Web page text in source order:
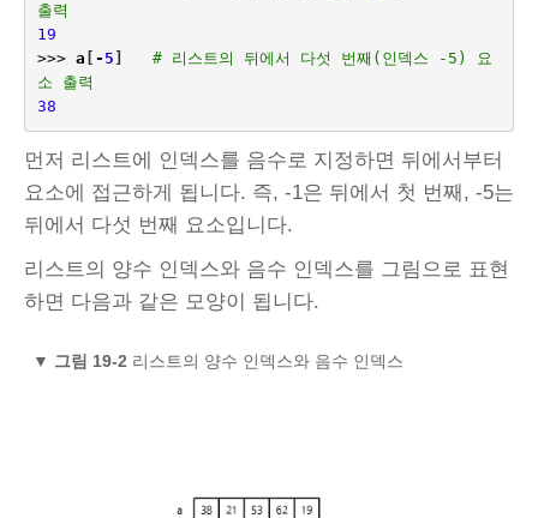
출력
19
>>> a - 5
# 리스트의 뒤에서 다섯 번째(인덱스 -5) 요
소 출력
38
먼저 리스트에 인덱스를 음수로 지정하면 뒤에서부터
요소에 접근하게 됩니다. 즉, -1은 뒤에서 첫 번째, -5는
뒤에서 다섯 번째 요소입니다.
리스트의 양수 인덱스와 음수 인덱스를 그림으로 표현
하면 다음과 같은 모양이 됩니다.
▼ 그림 19-2리스트의 양수 인덱스와 음수 인덱스